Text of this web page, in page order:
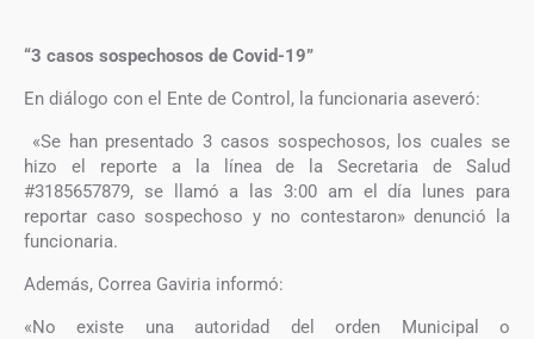
“3 casos sospechosos de Covid-19”
En diálogo con el Ente de Control, la funcionaria aseveró:
«Se han presentado 3 casos sospechosos, los cuales se
hizo el reporte a la línea de la Secretaria de Salud
#3185657879, se llamó a las 3:00 am el día lunes para
reportar caso sospechoso y no contestaron» denunció la
funcionaria.
Además, Correa Gaviria informó:
«No existe una autoridad del orden Municipal o